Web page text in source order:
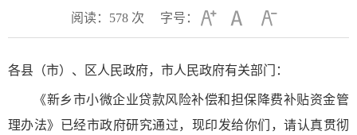
阅读： 578次 字号：
各县（市）、区人民政府，市人民政府有关部门：
《新乡市小微企业贷款风险补偿和担保降费补贴资金管
理办法》已经市政府研究通过，现印发给你们，请认真贯彻